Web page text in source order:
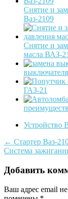
Снятие и
Ваз-2109
Снятие и
масла ВАЗ-
ГАЗ-21
Устройство
Post
navigation
← Стартер Ваз-
Система
Добавить
Ваш адрес email